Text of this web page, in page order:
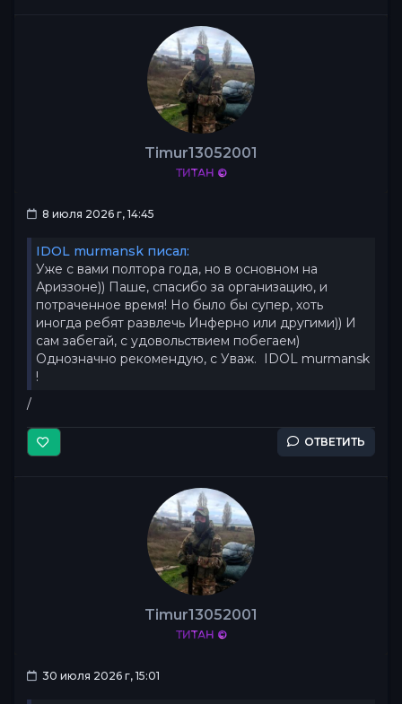
Timur13052001
ТИТАН ©
8 июля 2026 г, 14:45
IDOL murmansk писал:
Уже с вами полтора года, но в основном на
Ариззоне)) Паше, спасибо за организацию, и
потраченное время! Но было бы супер, хоть
иногда ребят развлечь Инферно или другими)) И
сам забегай, с удовольствием побегаем)
Однозначно рекомендую, с Уваж. IDOL murmansk
!
/
ОТВЕТИТЬ
Timur13052001
ТИТАН ©
30 июля 2026 г, 15:01